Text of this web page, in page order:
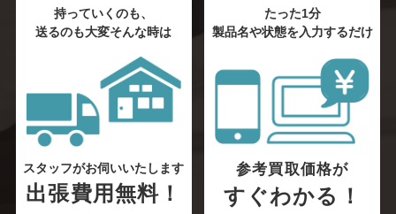
持っていくのも、
送るのも大変そんな時は
スタッフがお伺いいたします
出張費用無料！
たった1分
製品名や状態を入力するだけ
参考買取価格が
すぐわかる！